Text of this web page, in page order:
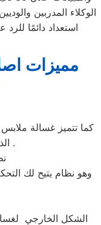
الوكلاء المدربين
استعداد دائمًا
مميزات
كما تتميز غسالة
الذاتي للحله بعد الغسيل .
وهو نظام يتيح لك
الشكل الخارجي